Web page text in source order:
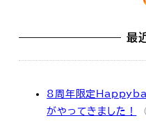
最
8周年限定
がやってきました！